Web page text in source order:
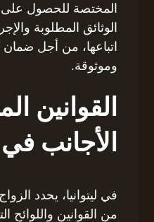
المختصة للحصول على
الوثائق المطلوبة
اتباعها، من أجل
وموثوقة.
القوانين
الأجانب في
في ليتوانيا، يحدد
من القوانين واللوائح